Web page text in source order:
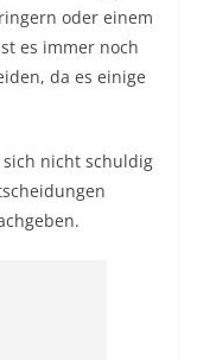
oder einem
es immer noch
da es einige
sich nicht schuldig